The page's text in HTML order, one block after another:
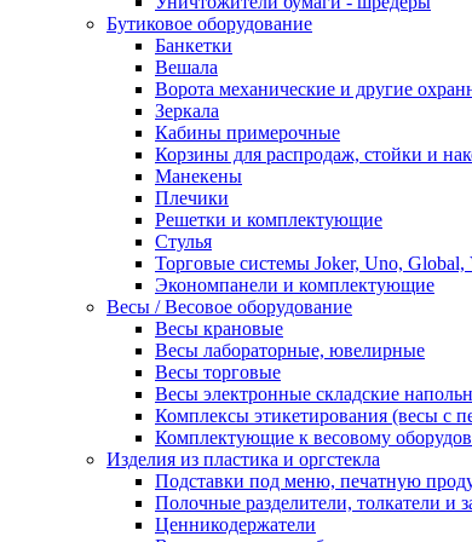
Бутиковое оборудование
Банкетки
Вешала
Ворота механические и другие
Зеркала
Кабины примерочные
Корзины для распродаж, стойки и
Манекены
Плечики
Решетки и комплектующие
Стулья
Торговые системы Joker, Uno, Global,
Экономпанели и комплектующие
Весы / Весовое оборудование
Весы крановые
Весы лабораторные, ювелирные
Весы торговые
Весы электронные складские
Комплексы этикетирования (весы с
Комплектующие к весовому
Изделия из пластика и оргстекла
Подставки под меню, печатную
Полочные разделители, толкатели и
Ценникодержатели